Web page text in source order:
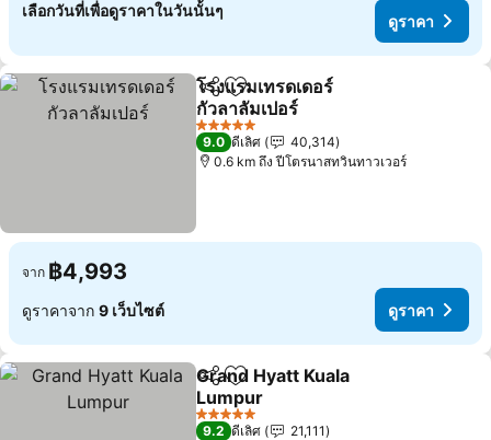
เลือกวันที่เพื่อดูราคาในวันนั้นๆ
ดูราคา
แชร์ เพิ่มในรายการโปรด
โรงแรมเทรดเดอร์
กัวลาลัมเปอร์
ดูราคา
5 ดาว
9.0 ดีเลิศ
40,314
0.6 km ถึง ปีโตรนาสทวินทาวเวอร์
จาก ฿4,993
ดูราคาจาก 9 เว็บไซต์ ดูราคา
แชร์ เพิ่มในรายการโปรด
Grand Hyatt Kuala
Lumpur
ดูราคา
5 ดาว
9.2 ดีเลิศ
21,111